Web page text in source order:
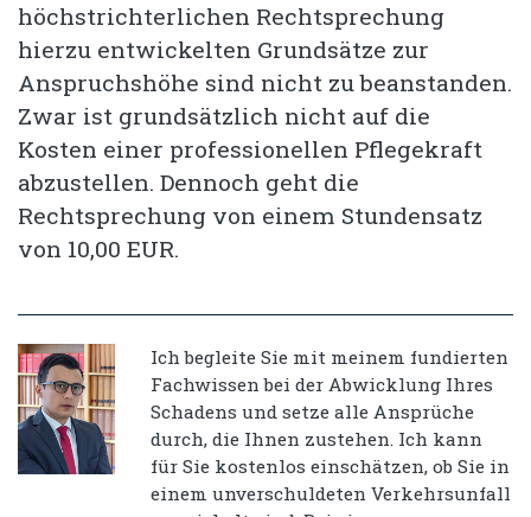
höchstrichterlichen Rechtsprechung
hierzu entwickelten Grundsätze zur
Anspruchshöhe sind nicht zu beanstanden.
Zwar ist grundsätzlich nicht auf die
Kosten einer professionellen Pflegekraft
abzustellen. Dennoch geht die
Rechtsprechung von einem Stundensatz
von 10,00 EUR.
Ich begleite Sie mit meinem fundierten
Fachwissen bei der Abwicklung Ihres
Schadens und setze alle Ansprüche
durch, die Ihnen zustehen. Ich kann
für Sie kostenlos einschätzen, ob Sie in
einem unverschuldeten Verkehrsunfall